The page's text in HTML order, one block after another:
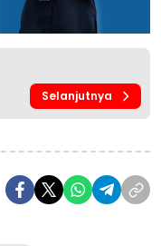
Selanjutnya